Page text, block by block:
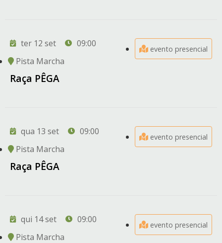
ter 12 set
09:00
Pista Marcha
evento presencial
Raça PÊGA
qua 13 set
09:00
Pista Marcha
evento presencial
Raça PÊGA
qui 14 set
09:00
Pista Marcha
evento presencial